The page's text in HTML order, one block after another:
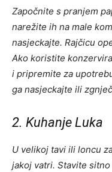
Započnite s pranjem
narežite ih na male
nasjeckajte. Rajčicu
Ako koristite
i pripremite za
ga nasjeckajte ili
2. Kuhanje Luka
U velikoj tavi ili loncu
jakoj vatri. Stavite